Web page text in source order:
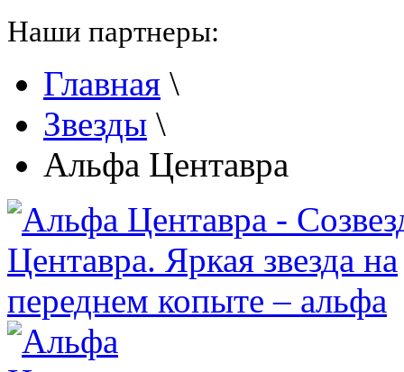
Наши партнеры:
Главная \
Звезды \
Альфа Центавра